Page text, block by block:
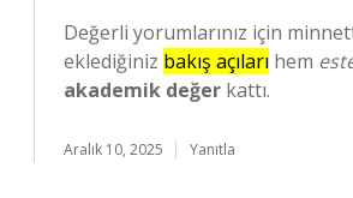
Değerli yorumlarınız için
eklediğiniz bakış açıları hem
akademik değer kattı.
Aralık 10, 2025 Yanıtla